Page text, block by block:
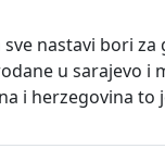
nastavi bori
u sarajevo
i herzegovina